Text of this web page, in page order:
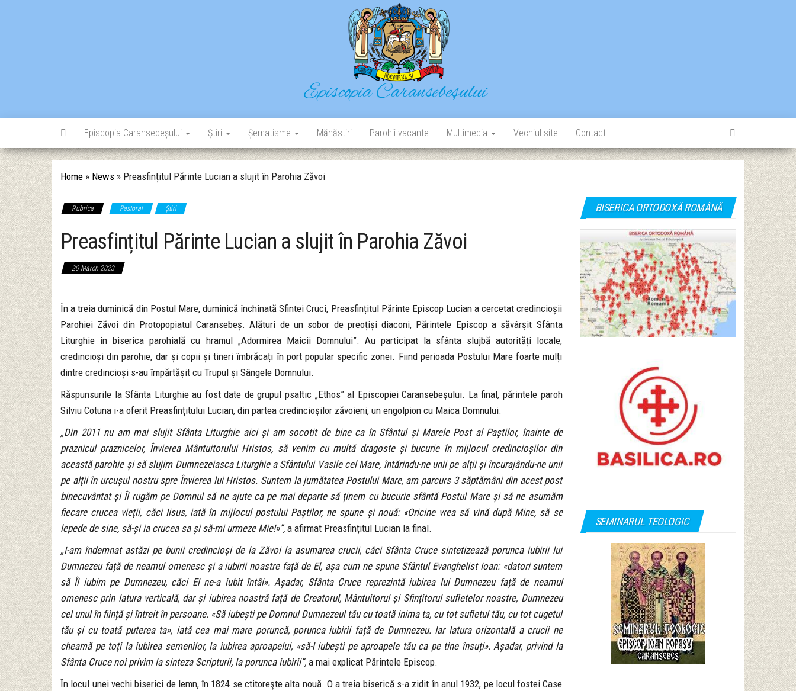
Episcopia Caransebeșului
Situl oficial al Episcopiei Caransebeșului
Episcopia Caransebeșului Știri Șematisme Mănăstiri Parohii vacante Multimedia Vechiul site Contact
Home » News » Preasfințitul Părinte Lucian a slujit în Parohia Zăvoi
Rubrica Pastoral Știri
Preasfințitul Părinte Lucian a slujit în Parohia Zăvoi
20 March 2023
În a treia duminică din Postul Mare, duminică închinată Sfintei Cruci, Preasfințitul Părinte Episcop Lucian a cercetat credincioșii
Parohiei Zăvoi din Protopopiatul Caransebeș. Alături de un sobor de preoțiși diaconi, Părintele Episcop a săvârșit Sfânta
Liturghie în biserica parohială cu hramul „Adormirea Maicii Domnului”. Au participat la sfânta slujbă autorități locale,
credincioși din parohie, dar și copii și tineri îmbrăcați în port popular specific zonei. Fiind perioada Postului Mare foarte mulți
dintre credincioși s-au împărtășit cu Trupul și Sângele Domnului.
Răspunsurile la Sfânta Liturghie au fost date de grupul psaltic „Ethos” al Episcopiei Caransebeșului. La final, părintele paroh
Silviu Cotuna i-a oferit Preasfințitului Lucian, din partea credincioșilor zăvoieni, un engolpion cu Maica Domnului.
„Din 2011 nu am mai slujit Sfânta Liturghie aici și am socotit de bine ca în Sfântul și Marele Post al Paștilor, înainte de
praznicul praznicelor, Învierea Mântuitorului Hristos, să venim cu multă dragoste și bucurie în mijlocul credincioșilor din
această parohie și să slujim Dumnezeiasca Liturghie a Sfântului Vasile cel Mare, întărindu-ne unii pe alții și încurajându-ne unii
pe alții în urcușul nostru spre Învierea lui Hristos. Suntem la jumătatea Postului Mare, am parcurs 3 săptămâni din acest post
binecuvântat și Îl rugăm pe Domnul să ne ajute ca pe mai departe să ținem cu bucurie sfântă Postul Mare și să ne asumăm
fiecare crucea vieții, căci Iisus, iată în mijlocul postului Paștilor, ne spune și nouă: «Oricine vrea să vină după Mine, să se
lepede de sine, să-și ia crucea sa și să-mi urmeze Mie!»”, a afirmat Preasfințitul Lucian la final.
„I-am îndemnat astăzi pe bunii credincioși de la Zăvoi la asumarea crucii, căci Sfânta Cruce sintetizează porunca iubirii lui
Dumnezeu față de neamul omenesc și a iubirii noastre față de El, așa cum ne spune Sfântul Evanghelist Ioan: «datori suntem
să Îl iubim pe Dumnezeu, căci El ne-a iubit întâi». Așadar, Sfânta Cruce reprezintă iubirea lui Dumnezeu față de neamul
omenesc prin latura verticală, dar și iubirea noastră față de Creatorul, Mântuitorul și Sfințitorul sufletelor noastre, Dumnezeu
cel unul în ființă și întreit în persoane. «Să iubești pe Domnul Dumnezeul tău cu toată inima ta, cu tot sufletul tău, cu tot cugetul
tău și cu toată puterea ta», iată cea mai mare poruncă, porunca iubirii față de Dumnezeu. Iar latura orizontală a crucii ne
cheamă pe toți la iubirea semenilor, la iubirea aproapelui, «să-l iubești pe aproapele tău ca pe tine însuți». Așadar, privind la
Sfânta Cruce noi privim la sinteza Scripturii, la porunca iubirii”, a mai explicat Părintele Episcop.
În locul unei vechi biserici de lemn, în 1824 se ctitoreşte alta nouă. O a treia biserică s-a zidit în anul 1932, pe locul fostei Case
BISERICA ORTODOXĂ ROMÂNĂ
SEMINARUL TEOLOGIC